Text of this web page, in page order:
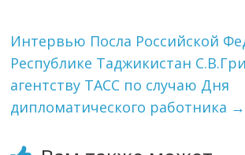
Интервью Посла Российской
Республике Таджикистан
агентству ТАСС по случаю Дня
дипломатического работника →